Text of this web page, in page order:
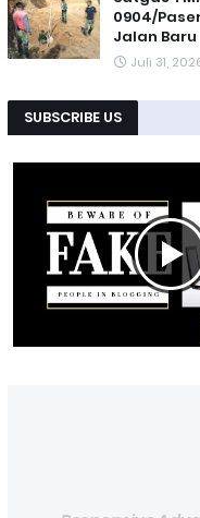
0904/
Jalan Baru
Juli 31,
SUBSCRIBE US